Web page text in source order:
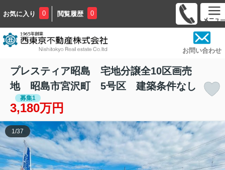
お気に入り 0 閲覧履歴 0
お問い合わせ
プレスティア昭島 宅地分譲全10区画売
地 昭島市宮沢町 5号区 建築条件なし
募集1
3,180万円
1/37